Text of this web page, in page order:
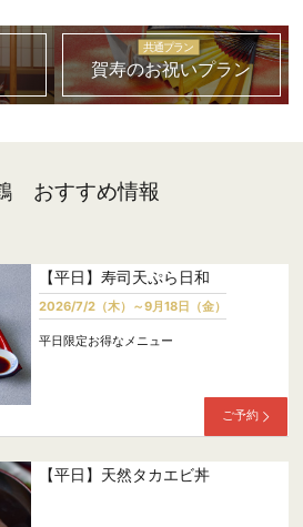
共通プラン
賀寿のお祝いプラン
おすすめ情報
【平日】寿司天ぷら日和
2026/7/2（木）～9月18日（金）
平日限定お得なメニュー
ご予約
【平日】天然タカエビ丼